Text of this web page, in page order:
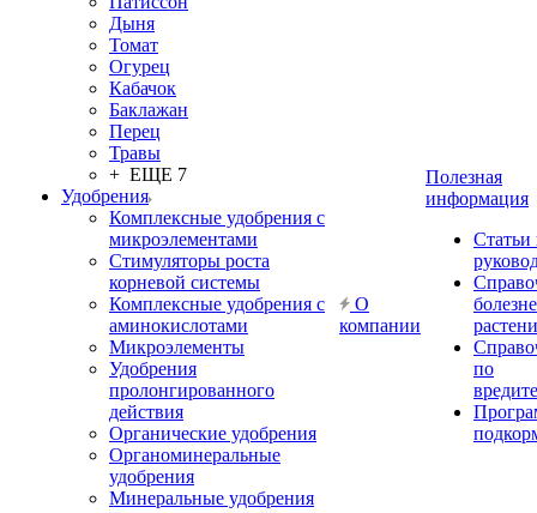
Дыня
Томат
Огурец
Кабачок
Баклажан
Перец
Травы
+ ЕЩЕ 7
Удобрения
Комплексные удобрения с
микроэлементами
Стимуляторы роста
корневой системы
Комплексные удобрения с
аминокислотами
Микроэлементы
Удобрения
пролонгированного
действия
Органические удобрения
Органоминеральные
удобрения
Минеральные удобрения
О
компании
Полезная
информация
Статьи
по